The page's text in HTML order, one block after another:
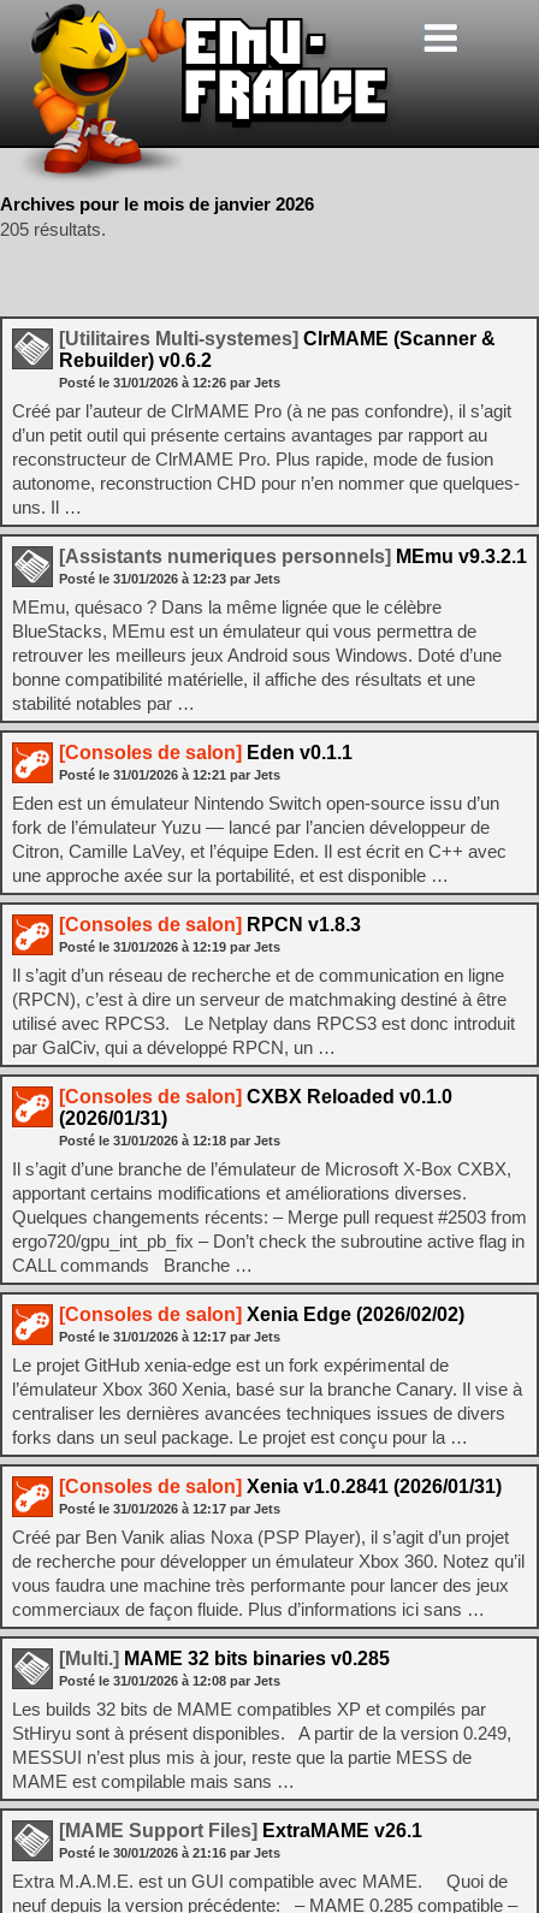
Archives pour le mois de janvier 2026
205 résultats.
[Utilitaires Multi-systemes] ClrMAME (Scanner &
Rebuilder) v0.6.2
Posté le 31/01/2026 à 12:26 par Jets
Créé par l’auteur de ClrMAME Pro (à ne pas confondre), il s’agit
d’un petit outil qui présente certains avantages par rapport au
reconstructeur de ClrMAME Pro. Plus rapide, mode de fusion
autonome, reconstruction CHD pour n’en nommer que quelques-
uns. Il …
[Assistants numeriques personnels] MEmu v9.3.2.1
Posté le 31/01/2026 à 12:23 par Jets
MEmu, quésaco ? Dans la même lignée que le célèbre
BlueStacks, MEmu est un émulateur qui vous permettra de
retrouver les meilleurs jeux Android sous Windows. Doté d’une
bonne compatibilité matérielle, il affiche des résultats et une
stabilité notables par …
[Consoles de salon] Eden v0.1.1
Posté le 31/01/2026 à 12:21 par Jets
Eden est un émulateur Nintendo Switch open-source issu d’un
fork de l’émulateur Yuzu — lancé par l’ancien développeur de
Citron, Camille LaVey, et l’équipe Eden. Il est écrit en C++ avec
une approche axée sur la portabilité, et est disponible …
[Consoles de salon] RPCN v1.8.3
Posté le 31/01/2026 à 12:19 par Jets
Il s’agit d’un réseau de recherche et de communication en ligne
(RPCN), c’est à dire un serveur de matchmaking destiné à être
utilisé avec RPCS3. Le Netplay dans RPCS3 est donc introduit
par GalCiv, qui a développé RPCN, un …
[Consoles de salon] CXBX Reloaded v0.1.0
(2026/01/31)
Posté le 31/01/2026 à 12:18 par Jets
Il s’agit d’une branche de l’émulateur de Microsoft X-Box CXBX,
apportant certains modifications et améliorations diverses.
Quelques changements récents: – Merge pull request #2503 from
ergo720/gpu_int_pb_fix – Don’t check the subroutine active flag in
CALL commands Branche …
[Consoles de salon] Xenia Edge (2026/02/02)
Posté le 31/01/2026 à 12:17 par Jets
Le projet GitHub xenia-edge est un fork expérimental de
l’émulateur Xbox 360 Xenia, basé sur la branche Canary. Il vise à
centraliser les dernières avancées techniques issues de divers
forks dans un seul package. Le projet est conçu pour la …
[Consoles de salon] Xenia v1.0.2841 (2026/01/31)
Posté le 31/01/2026 à 12:17 par Jets
Créé par Ben Vanik alias Noxa (PSP Player), il s’agit d’un projet
de recherche pour développer un émulateur Xbox 360. Notez qu’il
vous faudra une machine très performante pour lancer des jeux
commerciaux de façon fluide. Plus d’informations ici sans …
[Multi.] MAME 32 bits binaries v0.285
Posté le 31/01/2026 à 12:08 par Jets
Les builds 32 bits de MAME compatibles XP et compilés par
StHiryu sont à présent disponibles. A partir de la version 0.249,
MESSUI n’est plus mis à jour, reste que la partie MESS de
MAME est compilable mais sans …
[MAME Support Files] ExtraMAME v26.1
Posté le 30/01/2026 à 21:16 par Jets
Extra M.A.M.E. est un GUI compatible avec MAME. Quoi de
neuf depuis la version précédente: – MAME 0.285 compatible –